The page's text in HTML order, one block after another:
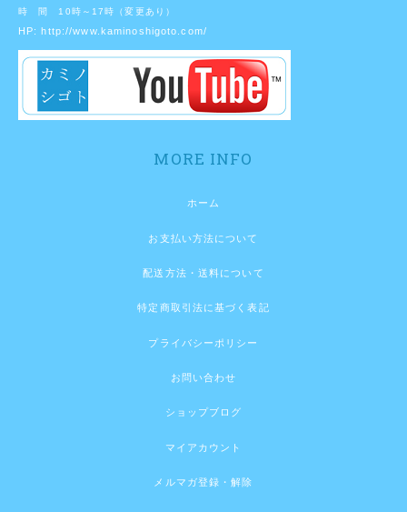
時 間 10時～17時（変更あり）
HP: http://www.kaminoshigoto.com/
MORE INFO
ホーム
お支払い方法について
配送方法・送料について
特定商取引法に基づく表記
プライバシーポリシー
お問い合わせ
ショップブログ
マイアカウント
メルマガ登録・解除